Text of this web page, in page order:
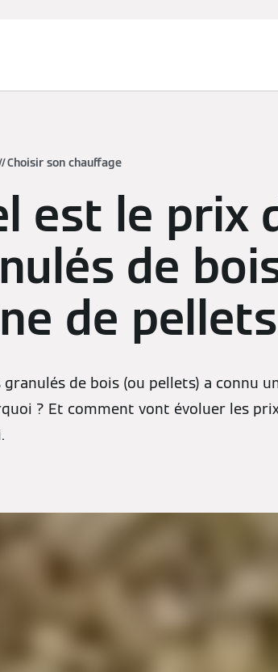
Choisir son chauffage
est le prix
de
de
granulés de bois (ou pellets) a connu
? Et comment vont évoluer les